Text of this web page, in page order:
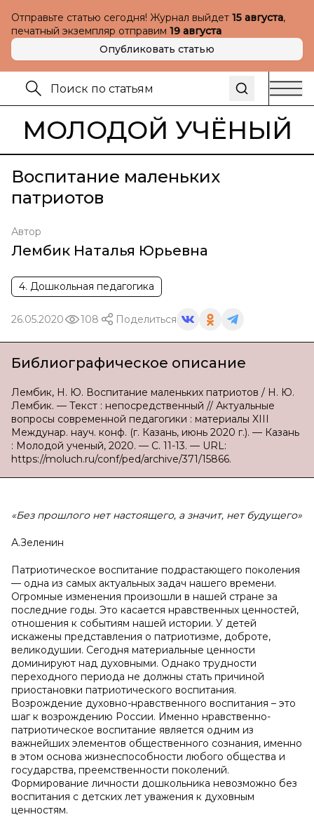
Отправьте статью сегодня! Журнал выйдет 15 августа,
печатный экземпляр отправим 19 августа
Опубликовать статью
МОЛОДОЙ УЧЁНЫЙ
Воспитание маленьких
патриотов
Автор
Лембик Наталья Юрьевна
4. Дошкольная педагогика
26.05.2020 108 Поделиться
Библиографическое описание
Лембик, Н. Ю. Воспитание маленьких патриотов / Н. Ю.
Лембик. — Текст : непосредственный // Актуальные
вопросы современной педагогики : материалы XIII
Междунар. науч. конф. (г. Казань, июнь 2020 г.). — Казань
: Молодой ученый, 2020. — С. 11-13. — URL:
https://moluch.ru/conf/ped/archive/371/15866.
«Без прошлого нет настоящего, а значит, нет будущего»
А.Зеленин
Патриотическое воспитание подрастающего поколения
— одна из самых актуальных задач нашего времени.
Огромные изменения произошли в нашей стране за
последние годы. Это касается нравственных ценностей,
отношения к событиям нашей истории. У детей
искажены представления о патриотизме, доброте,
великодушии. Сегодня материальные ценности
доминируют над духовными. Однако трудности
переходного периода не должны стать причиной
приостановки патриотического воспитания.
Возрождение духовно-нравственного воспитания – это
шаг к возрождению России. Именно нравственно-
патриотическое воспитание является одним из
важнейших элементов общественного сознания, именно
в этом основа жизнеспособности любого общества и
государства, преемственности поколений.
Формирование личности дошкольника невозможно без
воспитания с детских лет уважения к духовным
ценностям.